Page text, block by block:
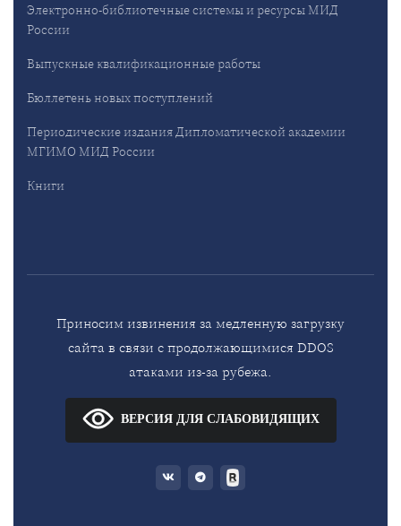
Электронно-библиотечные системы и ресурсы МИД
России
Выпускные квалификационные работы
Бюллетень новых поступлений
Периодические издания Дипломатической академии
МГИМО МИД России
Книги
Приносим извинения за медленную загрузку
сайта в связи с продолжающимися DDOS
атаками из-за рубежа.
ВЕРСИЯ ДЛЯ СЛАБОВИДЯЩИХ